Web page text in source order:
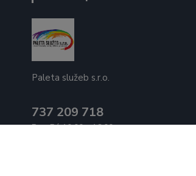
Paleta služeb s.r.o.
737 209 718
Po - Pá 10:00 - 16:00